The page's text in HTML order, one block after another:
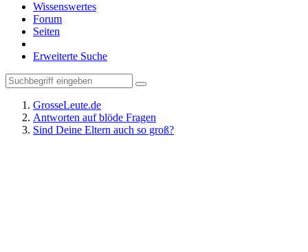
Wissenswertes
Forum
Seiten
Erweiterte Suche
GrosseLeute.de
Antworten auf blöde Fragen
Sind Deine Eltern auch so groß?